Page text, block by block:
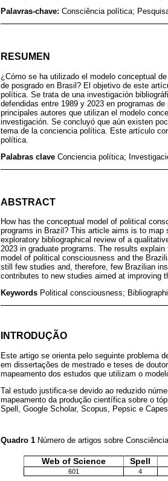
Palavras-chave: Consciência política;
RESUMEN
¿Cómo se ha utilizado el modelo conceptual
de posgrado en Brasil? El objetivo de este
política. Se trata de una investigación
defendidas entre 1989 y 2023 en programas
principales autores que utilizan el modelo
investigación. Se concluyó que aún existen
tema de la conciencia política. Este artículo
política.
Palabras clave Conciencia política;
ABSTRACT
How has the conceptual model of political
programs in Brazil? This article aims is to
exploratory bibliographical review of a
2023 in graduate programs. The results
model of political consciousness and the
still few studies and, therefore, few Brazilian
contributes to new studies aimed at improving
Keywords Political consciousness;
INTRODUÇÃO
Este artigo se orienta pelo seguinte problema
em dissertações de mestrado e teses de
mapeamento dos estudos que utilizam o
Tal estudo justifica-se devido ao reduzido
mapeamento da produção científica sobre o
Spell, Google Scholar, Scopus, Pepsic e
Quadro 1 Número de artigos sobre
Web of Science Spell
601 4